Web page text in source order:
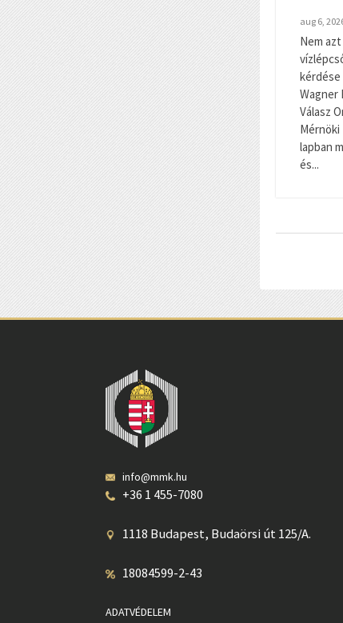
aug 6,
Nem
kérdése
Wagner
Válasz
Mérnöki
lapban
és...
info@mmk.hu
+36 1 455-7080
1118 Budapest, Budaörsi út 125/A.
18084599-2-43
ADATVÉDELEM